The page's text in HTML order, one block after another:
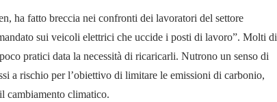
ha fatto breccia nei confronti dei lavoratori del settore
sui veicoli elettrici che uccide i posti di lavoro”. Molti di
pratici data la necessità di ricaricarli. Nutrono un senso di
a rischio per l’obiettivo di limitare le emissioni di carbonio,
cambiamento climatico.